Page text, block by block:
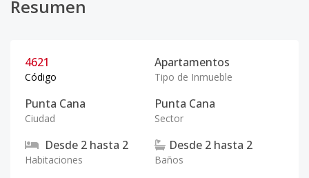
Resumen
4621
Código
Apartamentos
Tipo de Inmueble
Punta Cana
Ciudad
Punta Cana
Sector
Desde 2 hasta 2
Habitaciones
Desde 2 hasta 2
Baños